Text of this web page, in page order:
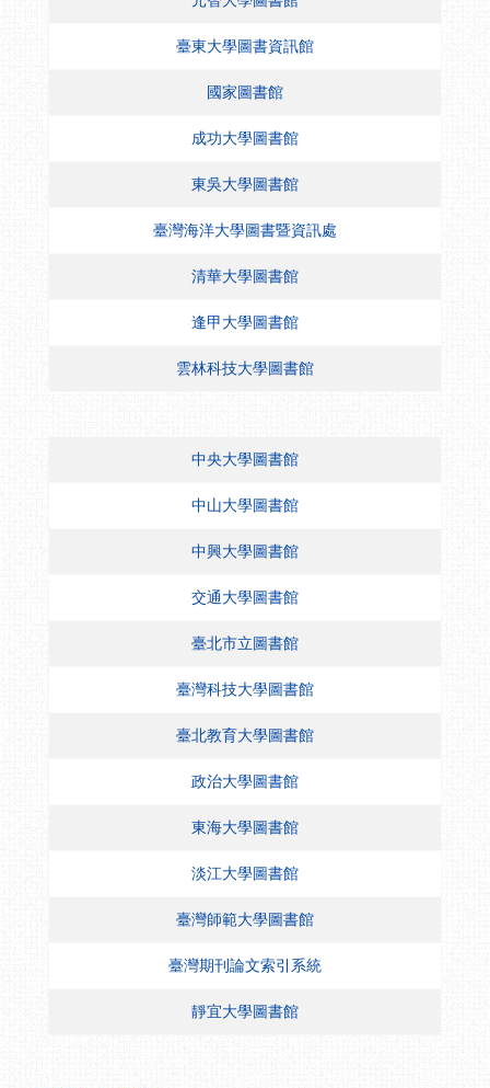
臺東大學圖書資訊館
國家圖書館
成功大學圖書館
東吳大學圖書館
臺灣海洋大學圖書暨資訊處
清華大學圖書館
逢甲大學圖書館
雲林科技大學圖書館
中央大學圖書館
中山大學圖書館
中興大學圖書館
交通大學圖書館
臺北市立圖書館
臺灣科技大學圖書館
臺北教育大學圖書館
政治大學圖書館
東海大學圖書館
淡江大學圖書館
臺灣師範大學圖書館
臺灣期刊論文索引系統
靜宜大學圖書館